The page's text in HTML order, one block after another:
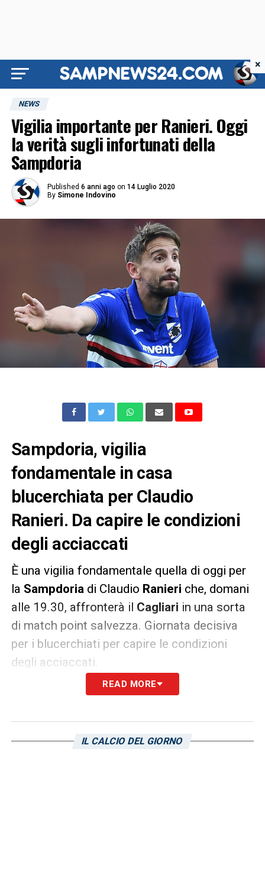
NEWS
Vigilia importante per Ranieri. Oggi
la verità sugli infortunati della
Sampdoria
Published 6 anni ago on 14 Luglio 2020
By Simone Indovino
Sampdoria, vigilia
fondamentale in casa
blucerchiata per Claudio
Ranieri. Da capire le condizioni
degli acciaccati
È una vigilia fondamentale quella di oggi per
la Sampdoriadi Claudio Ranieri che, domani
alle 19.30, affronterà il Cagliari in una sorta
di match point salvezza. Giornata decisiva
per i blucerchiati per capire le condizioni
degli acciaccati.
Anche nell’allenamento di ieriRamirez
blucerchiato capirà se i tre saranno agibili o
READ MORE
IL CALCIO DEL GIORNO
×